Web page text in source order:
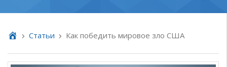
Cтатьи Как победить мировое зло США